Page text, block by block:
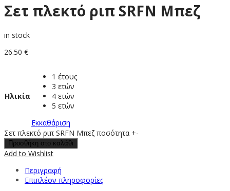
Σετ πλεκτό ριπ SRFN Μπεζ
in stock
26.50 €
Ηλικία
1 έτους
3 ετών
4 ετών
5 ετών
Εκκαθάριση
Σετ πλεκτό ριπ SRFN Μπεζ ποσότητα +-
Προσθήκη στο καλάθι
Add to Wishlist
Περιγραφή
Επιπλέον πληροφορίες